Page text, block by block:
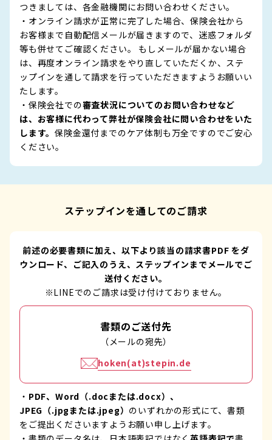
つきましては、各金融機関にお問い合わせください。
・オンライン請求が正常に完了した場合、保険会社から
お客様まで自動配信メールが届きますので、迷惑フォルダ
等も併せてご確認ください。 もしメールが届かない場合
は、再度オンライン請求をやり直していただくか、ステ
ップインを通して請求を行っていただきますようお願いい
たします。
・保険会社での審査状況についてのお問い合わせなど
は、お客様に代わって弊社が保険会社に問い合わせをいた
します。保険金還付までのケア体制も万全ですのでご安心
ください。
ステップインを通してのご請求
前述の必要書類に加え、以下より該当の請求書PDF をダ
ウンロード、ご記入のうえ、ステップインまでメールでご
送付ください。
※LINEでのご請求は受け付けておりません。
書類のご送付先
（メールの宛先）
hoken(at)stepin.de
・ PDF、Word（.docまたは.docx）、
JPEG（.jpgまたは.jpeg） のいずれかの形式にて、書類
をご提出くださいますようお願い申し上げます。